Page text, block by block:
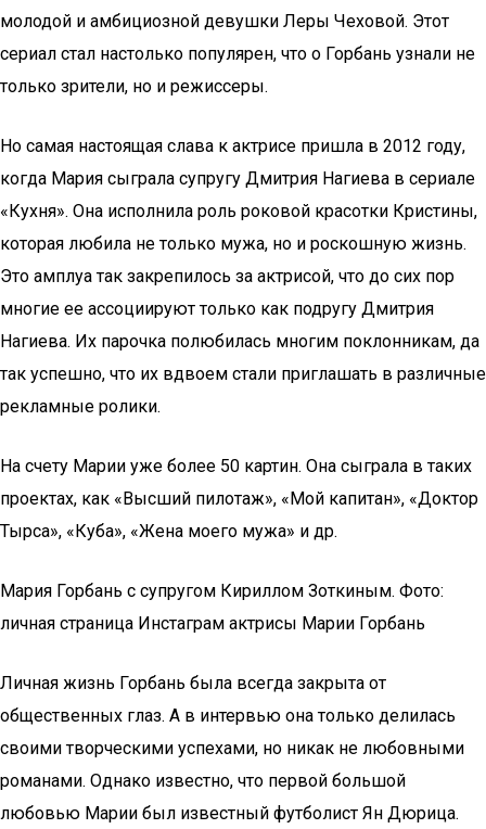
молодой и амбициозной девушки Леры Чеховой. Этот
сериал стал настолько популярен, что о Горбань узнали не
только зрители, но и режиссеры.
Но самая настоящая слава к актрисе пришла в 2012 году,
когда Мария сыграла супругу Дмитрия Нагиева в сериале
«Кухня». Она исполнила роль роковой красотки Кристины,
которая любила не только мужа, но и роскошную жизнь.
Это амплуа так закрепилось за актрисой, что до сих пор
многие ее ассоциируют только как подругу Дмитрия
Нагиева. Их парочка полюбилась многим поклонникам, да
так успешно, что их вдвоем стали приглашать в различные
рекламные ролики.
На счету Марии уже более 50 картин. Она сыграла в таких
проектах, как «Высший пилотаж», «Мой капитан», «Доктор
Тырса», «Куба», «Жена моего мужа» и др.
Мария Горбань с супругом Кириллом Зоткиным. Фото:
личная страница Инстаграм актрисы Марии Горбань
Личная жизнь Горбань была всегда закрыта от
общественных глаз. А в интервью она только делилась
своими творческими успехами, но никак не любовными
романами. Однако известно, что первой большой
любовью Марии был известный футболист Ян Дюрица.